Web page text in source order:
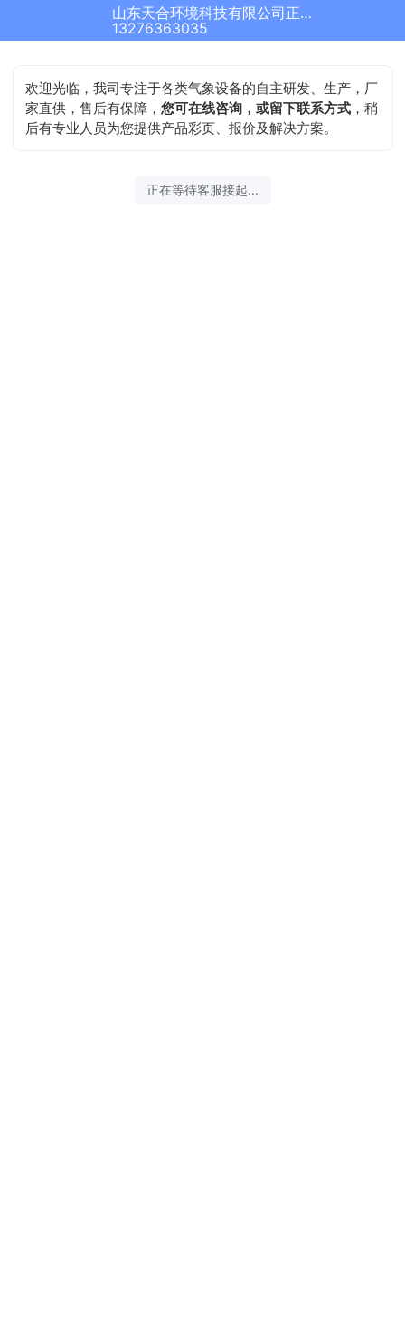
山东天合环境科技有限公司正在为您服务
13276363035
欢迎光临，我司专注于各类气象设备的自主研发、生产，厂
家直供，售后有保障，您可在线咨询，或留下联系方式 ，稍
后有专业人员为您提供产品彩页、报价及解决方案。
正在等待客服接起...